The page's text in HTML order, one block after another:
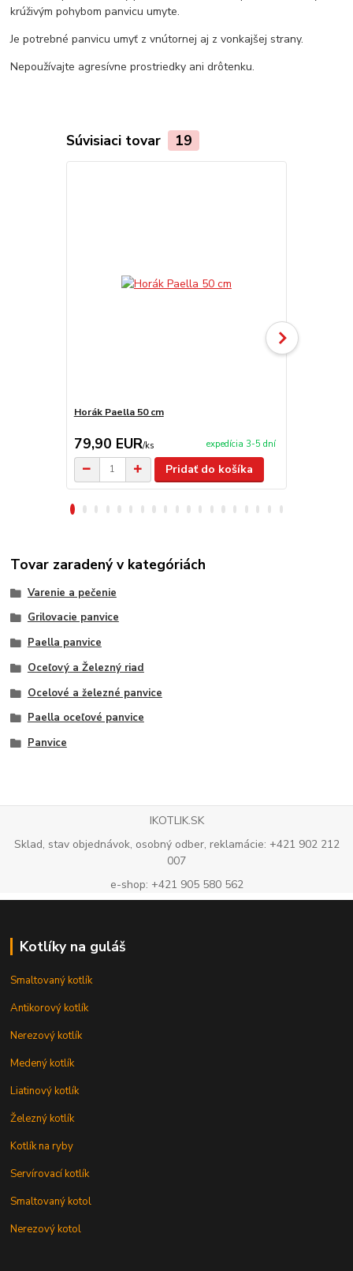
krúživým pohybom panvicu umyte.
Je potrebné panvicu umyť z vnútornej aj z vonkajšej strany.
Nepoužívajte agresívne prostriedky ani drôtenku.
Súvisiaci tovar 19
Horák Paella 50 cm
79,90 EUR/ks expedícia 3-5 dní
Pridať do košíka
Tovar zaradený v kategóriách
Varenie a pečenie
Grilovacie panvice
Paella panvice
Oceľový a Železný riad
Ocelové a železné panvice
Paella oceľové panvice
Panvice
IKOTLIK.SK
Sklad, stav objednávok, osobný odber, reklamácie: +421 902 212
007
e-shop: +421 905 580 562
Kotlíky na guláš
Smaltovaný kotlík
Antikorový kotlík
Nerezový kotlík
Medený kotlík
Liatinový kotlík
Železný kotlík
Kotlík na ryby
Servírovací kotlík
Smaltovaný kotol
Nerezový kotol